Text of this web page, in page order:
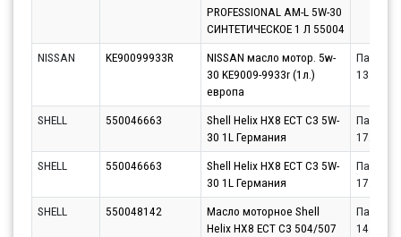
PROFESSIONAL AM-L 5W-30
СИНТЕТИЧЕСКОЕ 1 Л 55004
NISSAN KE90099933R
NISSAN масло мотор. 5w-
30 KE9009-9933r (1л.)
европа
Партнёр
SHELL 550046663
Shell Helix HX8 ECT C3 5W-
30 1L Германия
Партнёр
SHELL
550046663
Shell Helix HX8 ECT C3 5W-
30 1L Германия
Партнёр
SHELL
550048142
Масло моторное Shell
Helix HX8 ECT C3 504/507
Партнёр